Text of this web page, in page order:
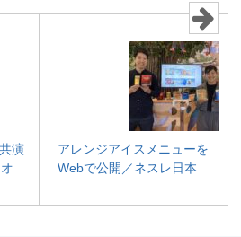
演
アレンジアイスメニューを
Webで公開／ネスレ日本